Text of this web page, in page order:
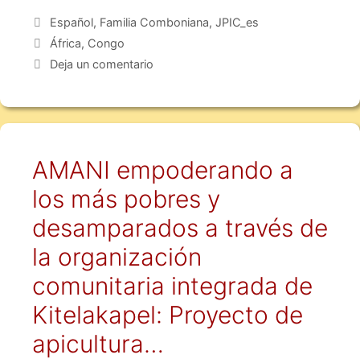
Español, Familia Comboniana, JPIC_es
África, Congo
Deja un comentario
AMANI empoderando a
los más pobres y
desamparados a través de
la organización
comunitaria integrada de
Kitelakapel: Proyecto de
apicultura…